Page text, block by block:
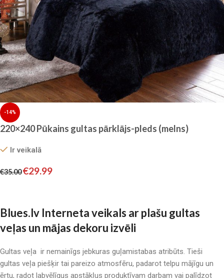
-14%
220×240 Pūkains gultas pārklājs-pleds (melns)
Ir veikalā
€35.00€29.99
Blues.lv Interneta veikals ar plašu gultas
veļas un mājas dekoru izvēli
Gultas veļa ir nemainīgs jebkuras guļamistabas atribūts. Tieši
gultas veļa piešķir tai pareizo atmosfēru, padarot telpu mājīgu un
ērtu, radot labvēlīgus apstākļus produktīvam darbam vai palīdzot